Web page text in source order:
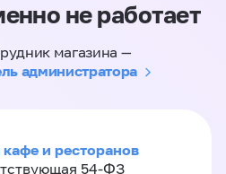
не работает
магазина —
администратора
и ресторанов
54-ФЗ